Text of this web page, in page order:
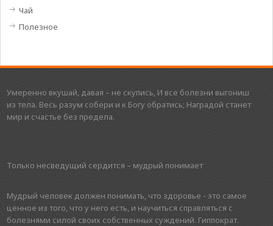
Чай
Полезное
Умеренно вкушай, давая – не скупись, И все болезни выгониш
из тела. Весь разум собери и к Богу обратись; Наградой станет
мир и счастье без предела.
Только несведущий сердится – мудрый понимает
Мудрый человек должен понимать, что здоровье - это самое
ценное из того, что у него есть, и научиться справляться с
болезнями силой своих собственных суждений. Гиппократ.